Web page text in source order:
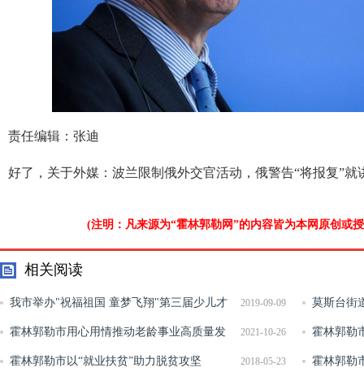
责任编辑：张迪
好了，关于外媒：波兰限制俄外交官活动，俄警告“将报复”就
(注明：凡来源为“霍林郭勒网”的内容皆为本网原创或
相关阅读
2019-09-09
我市举办"祝福祖国 童梦飞翔"第三届少儿才
艺展演
莫斯台街
理工作
2021-10-26
霍林郭勒市用心用情推动老龄事业高质量发
展
霍林郭勒
2018-05-23
霍林郭勒市以“就业扶贫”助力脱贫攻坚 霍林郭勒